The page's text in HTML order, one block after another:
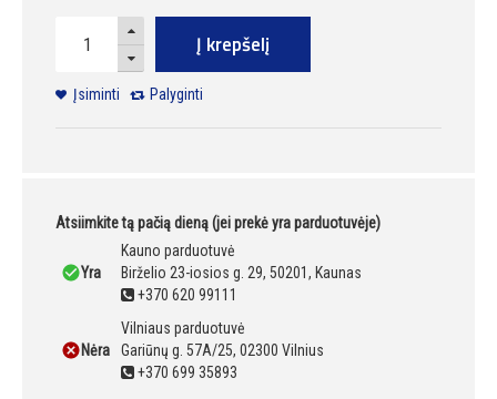
Į krepšelį
Įsiminti Palyginti
Atsiimkite tą pačią dieną (jei prekė yra parduotuvėje)
Yra
Kauno parduotuvė
Birželio 23-iosios g. 29, 50201, Kaunas
+370 620 99111
Nėra
Vilniaus parduotuvė
Gariūnų g. 57A/25, 02300 Vilnius
+370 699 35893